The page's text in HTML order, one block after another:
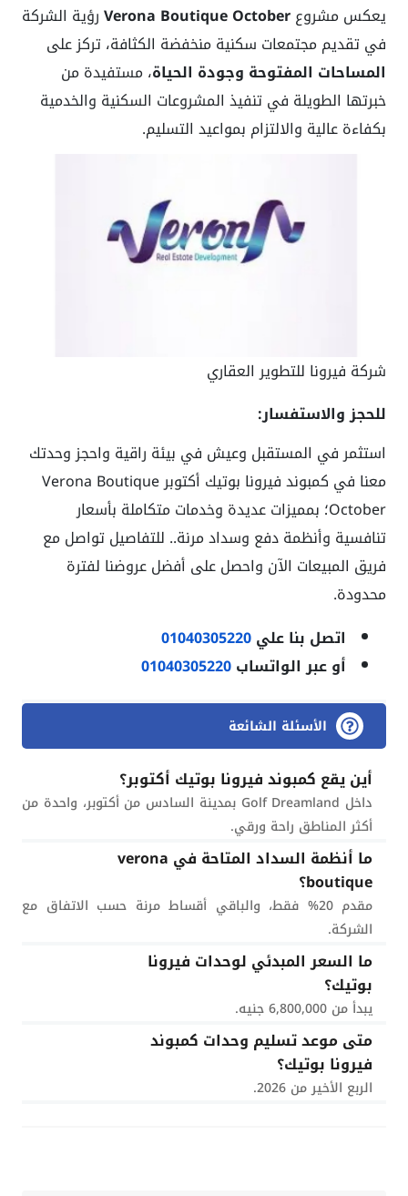
يعكس مشروعVerona Boutique Octoberرؤية الشركة
في تقديم مجتمعات سكنية منخفضة الكثافة، تركز على
المساحات المفتوحة وجودة الحياة، مستفيدة من
خبرتها الطويلة في تنفيذ المشروعات السكنية والخدمية
بكفاءة عالية والالتزام بمواعيد التسليم.
شركة فيرونا للتطوير العقاري
للحجز والاستفسار:
استثمر في المستقبل وعيش في بيئة راقية واحجز وحدتك
معنا في كمبوند فيرونا بوتيك أكتوبر Verona Boutique
October؛ بمميزات عديدة وخدمات متكاملة بأسعار
تنافسية وأنظمة دفع وسداد مرنة.. للتفاصيل تواصل مع
فريق المبيعات الآن واحصل على أفضل عروضنا لفترة
محدودة.
اتصل بنا علي01040305220
أو عبر الواتساب01040305220
الأسئلة الشائعة
أين يقع كمبوند فيرونا بوتيك أكتوبر؟
داخل Golf Dreamland بمدينة السادس من أكتوبر، واحدة من
أكثر المناطق راحة ورقي.
ما أنظمة السداد المتاحة في verona
boutique؟
مقدم 20% فقط، والباقي أقساط مرنة حسب الاتفاق مع
الشركة.
ما السعر المبدئي لوحدات فيرونا
بوتيك؟
يبدأ من 6,800,000 جنيه.
متى موعد تسليم وحدات كمبوند
فيرونا بوتيك؟
الربع الأخير من 2026.